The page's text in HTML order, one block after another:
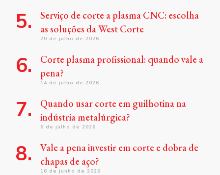
Serviço de corte a plasma CNC: escolha
as soluções da West Corte
20 de julho de 2026
Corte plasma profissional: quando vale a
pena?
14 de julho de 2026
Quando usar corte em guilhotina na
indústria metalúrgica?
6 de julho de 2026
Vale a pena investir em corte e dobra de
chapas de aço?
16 de junho de 2026